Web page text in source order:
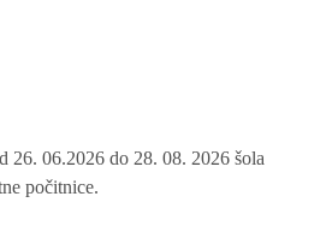
26. 06.2026 do 28. 08. 2026 šola
počitnice.